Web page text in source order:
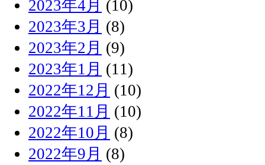
2023年4月 (10)
2023年3月 (8)
2023年2月 (9)
2023年1月 (11)
2022年12月 (10)
2022年11月 (10)
2022年10月 (8)
2022年9月 (8)